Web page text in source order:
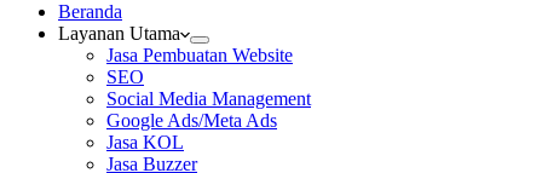
Beranda
Layanan Utama
Jasa Pembuatan Website
SEO
Social Media Management
Google Ads/Meta Ads
Jasa KOL
Jasa Buzzer